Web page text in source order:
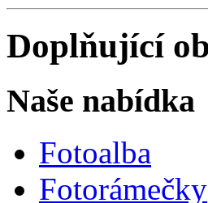
Doplňující
Naše nabídka
Fotoalba
Fotorámečky